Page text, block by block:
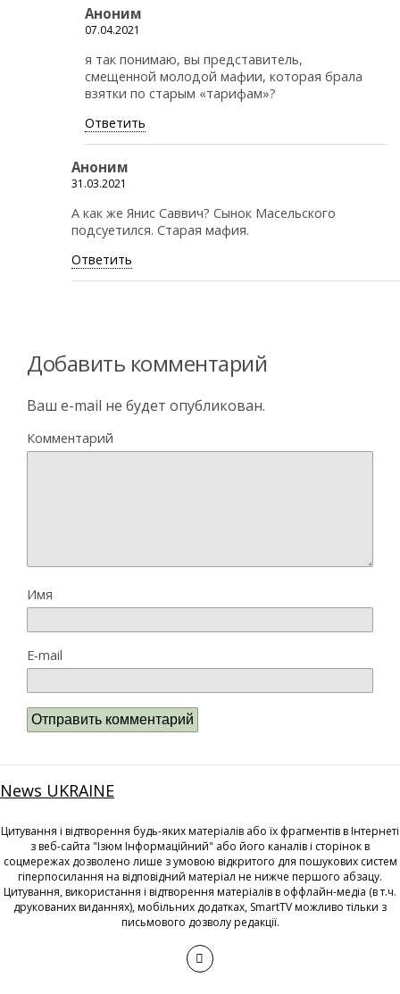
Аноним
07.04.2021
я так понимаю, вы представитель,
смещенной молодой мафии, которая брала
взятки по старым «тарифам»?
Ответить
Аноним
31.03.2021
А как же Янис Саввич? Сынок Масельского
подсуетился. Старая мафия.
Ответить
Добавить комментарий
Ваш e-mail не будет опубликован.
Комментарий
Имя
E-mail
News UKRAINE
Цитування і відтворення будь-яких матеріалів або їх фрагментів в Інтернеті
з веб-сайта "Ізюм Інформаційний" або його каналів і сторінок в
соцмережах дозволено лише з умовою відкритого для пошукових систем
гіперпосилання на відповідний матеріал не нижче першого абзацу.
Цитування, використання і відтворення матеріалів в оффлайн-медіа (в т.ч.
друкованих виданнях), мобільних додатках, SmartTV можливо тільки з
письмового дозволу редакції.